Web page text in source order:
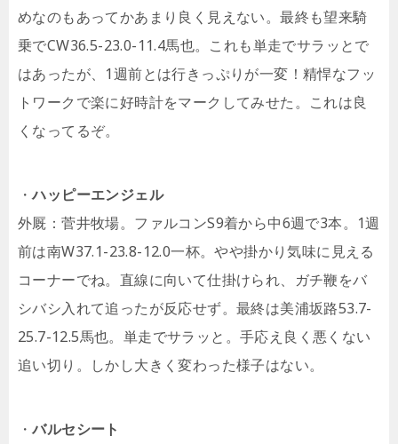
めなのもあってかあまり良く見えない。最終も望来騎
乗でCW36.5-23.0-11.4馬也。これも単走でサラッとで
はあったが、1週前とは行きっぷりが一変！精悍なフッ
トワークで楽に好時計をマークしてみせた。これは良
くなってるぞ。
・ハッピーエンジェル
外厩：菅井牧場。ファルコンS9着から中6週で3本。1週
前は南W37.1-23.8-12.0一杯。やや掛かり気味に見える
コーナーでね。直線に向いて仕掛けられ、ガチ鞭をバ
シバシ入れて追ったが反応せず。最終は美浦坂路53.7-
25.7-12.5馬也。単走でサラッと。手応え良く悪くない
追い切り。しかし大きく変わった様子はない。
・バルセシート